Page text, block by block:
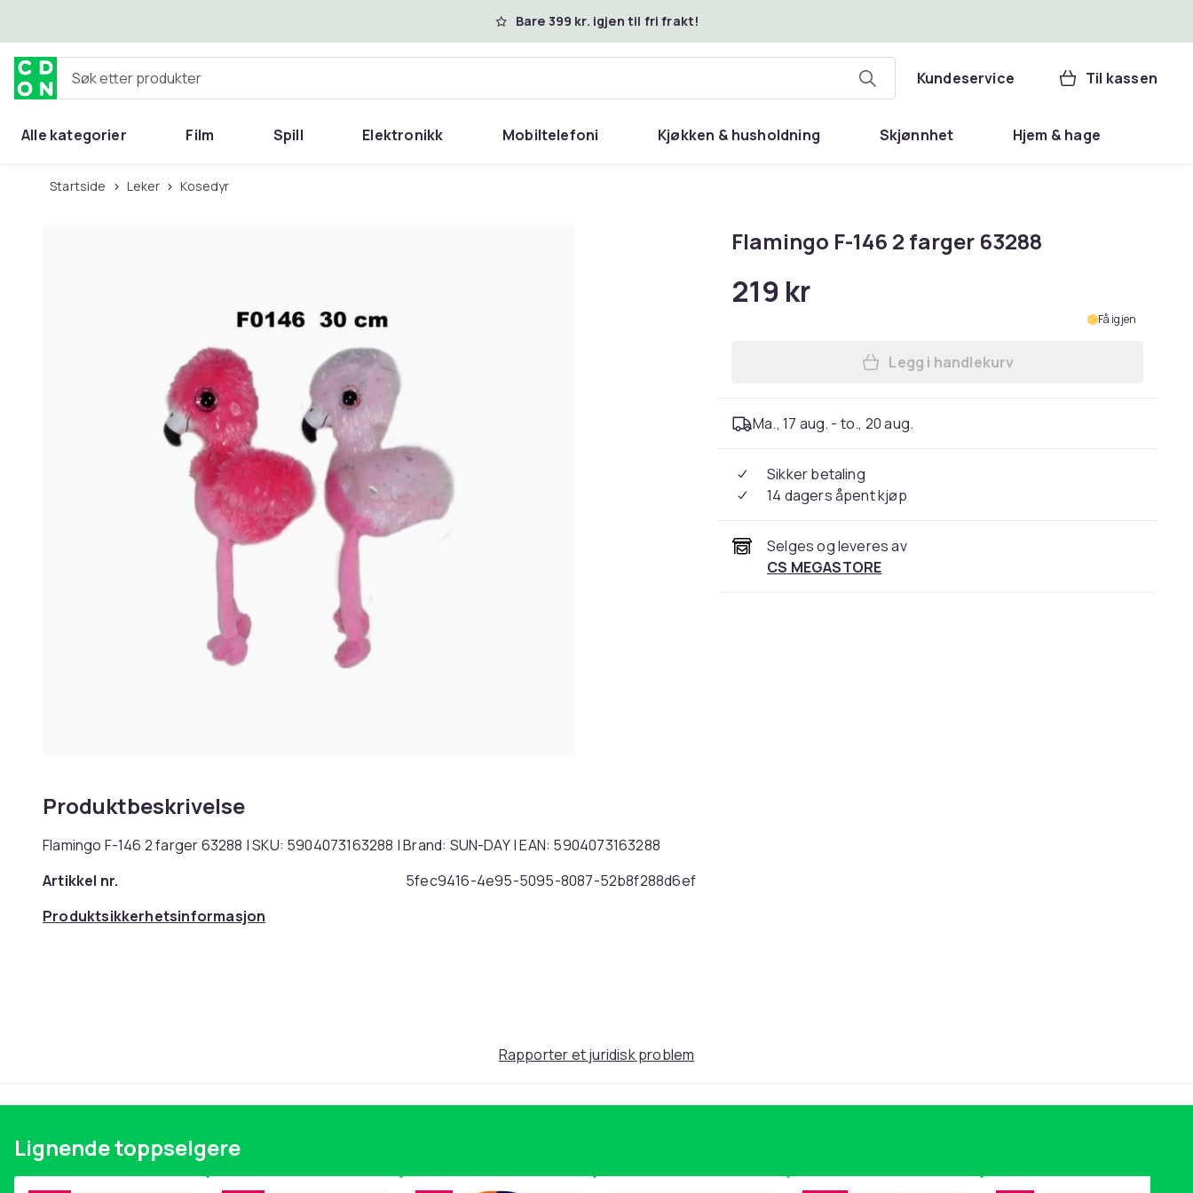
Bare 399 kr. igjen til fri frakt!
Søk etter produkter Kundeservice Til kassen
Alle kategorier Film Spill Elektronikk Mobiltelefoni Kjøkken & husholdning Skjønnhet Hjem & hage
Startside Leker Kosedyr
Produktbeskrivelse
Flamingo F-146 2 farger 63288 | SKU: 5904073163288 | Brand: SUN-DAY | EAN: 5904073163288
Artikkel nr.
5fec9416-4e95-5095-8087-52b8f288d6ef
Produktsikkerhetsinformasjon
Flamingo F-146 2 farger 63288
219 kr
Få igjen
Legg Flamingo F-146 2 farger
Legg i handlekurv
Ma., 17 aug. - to., 20 aug.
Sikker betaling
14 dagers åpent kjøp
Selges og leveres av
CS MEGASTORE
Rapporter et juridisk problem
Lignende toppselgere